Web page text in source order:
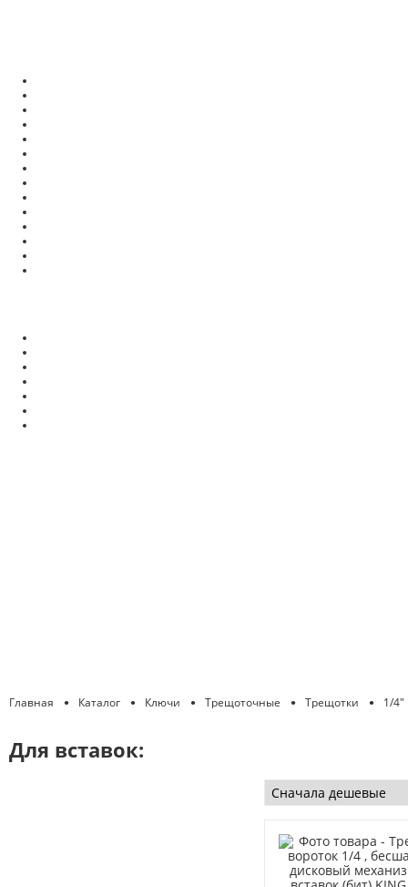
Главная Каталог Ключи Трещоточные Трещотки 1/4"
Для вставок: